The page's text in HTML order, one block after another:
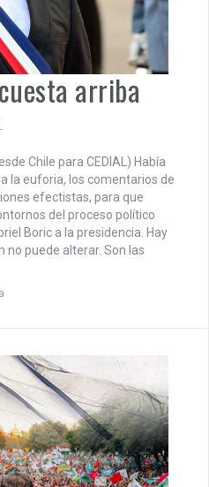
arriba
Chile para CEDIAL) Había
la euforia, los comentarios de
efectistas, para que
del proceso político
Boric a la presidencia. Hay
no puede alterar. Son las